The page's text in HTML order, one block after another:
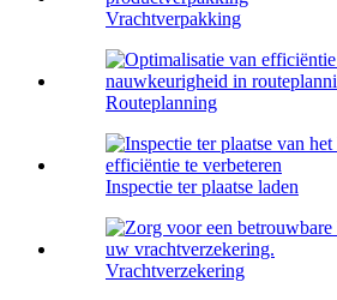
Vrachtverpakking
Routeplanning
Inspectie ter plaatse laden
Vrachtverzekering